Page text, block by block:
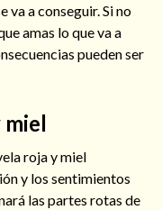
va a conseguir. Si no
amas lo que va a
pueden ser
miel
roja y miel
y los sentimientos
las partes rotas de